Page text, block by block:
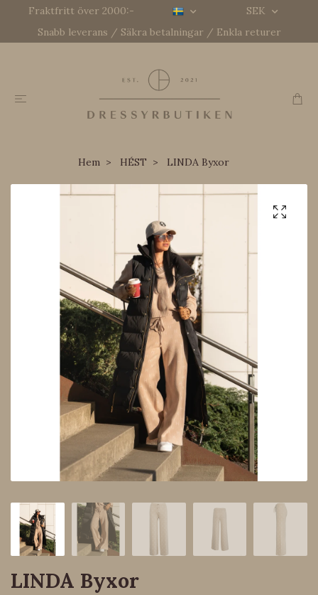
Fraktfritt över 2000:-
SEK
Snabb leverans / Säkra betalningar / Enkla returer
Hem HÉST LINDA Byxor
LINDA Byxor